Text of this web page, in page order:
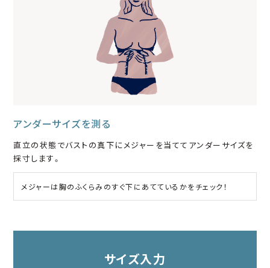
アンダーサイズを測る
直立の状態でバストの真下にメジャーを当ててアンダーサイズを
採寸します。
メジャーは胸のふくらみのすぐ下にあてているかをチェック！
サイズ入力